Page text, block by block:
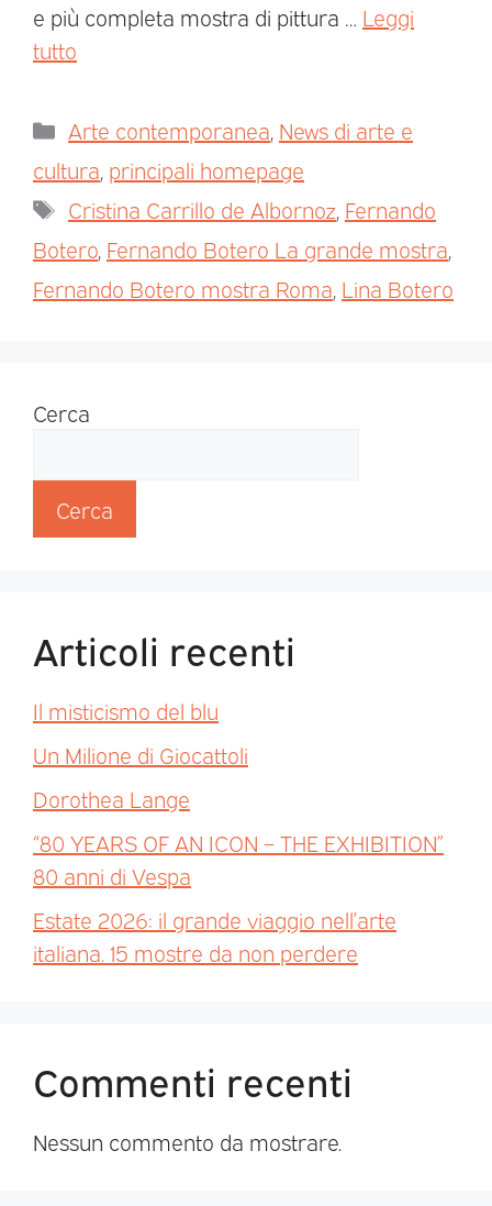
e più completa mostra di pittura … Leggi
tutto
Arte contemporanea News di arte e
cultura principali homepage
Cristina Carrillo de Albornoz Fernando
Botero Fernando Botero La grande mostra
Fernando Botero mostra Roma Lina Botero
Cerca
Cerca
Articoli recenti
Il misticismo del blu
Un Milione di Giocattoli
Dorothea Lange
“80 YEARS OF AN ICON – THE EXHIBITION”
80 anni di Vespa
Estate 2026: il grande viaggio nell’arte
italiana. 15 mostre da non perdere
Commenti recenti
Nessun commento da mostrare.